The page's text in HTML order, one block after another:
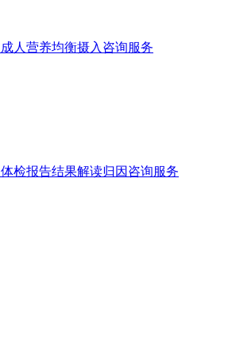
成人营养均衡摄入咨询服务
体检报告结果解读归因咨询服务